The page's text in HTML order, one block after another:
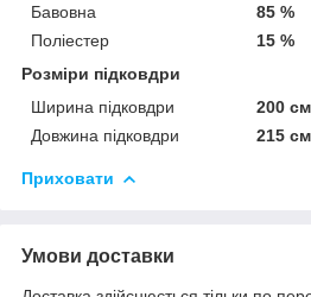
Бавовна
85 %
Поліестер
15 %
Розміри підковдри
Ширина підковдри
200 см
Довжина підковдри
215 см
Приховати
Умови доставки